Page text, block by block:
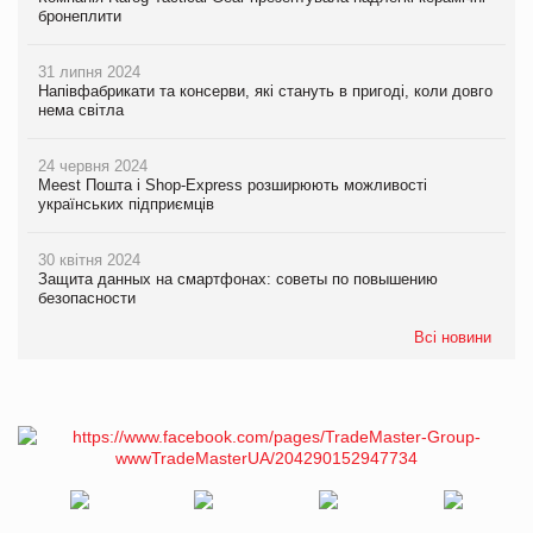
бронеплити
31 липня 2024
Напівфабрикати та консерви, які стануть в пригоді, коли довго
нема світла
24 червня 2024
Meest Пошта і Shop-Express розширюють можливості
українських підприємців
30 квітня 2024
Защита данных на смартфонах: советы по повышению
безопасности
Всі новини